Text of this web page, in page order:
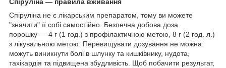
Спіруліна — правила вживання
Спіруліна не є лікарським препаратом, тому ви можете
"значити" її собі самостійно. Безпечна добова доза
порошку — 4 г (1 год.) з профілактичною метою, 8 г (2 год. л.)
з лікувальною метою. Перевищувати дозування не можна:
можуть виникнути болі в шлунку та кишківнику, нудота,
тахікардія та підвищена збудливість. Щоб побачити результат,